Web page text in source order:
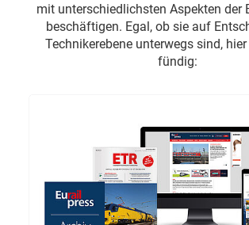
mit unterschiedlichsten Aspekten der
beschäftigen. Egal, ob sie auf
Technikerebene unterwegs sind,
fündig: